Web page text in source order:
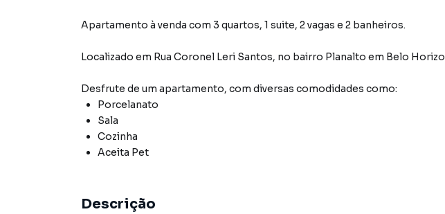
Apartamento à venda com 3 quartos, 1 suite, 2 vagas e 2 banheiros.
Localizado em Rua Coronel Leri Santos, no bairro Planalto em Belo
Desfrute de um apartamento, com diversas comodidades como:
Porcelanato
Sala
Cozinha
Aceita Pet
Descrição